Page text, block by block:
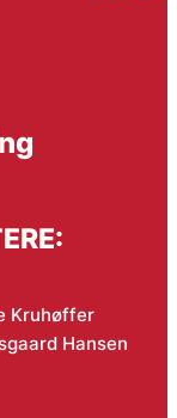
Kruhøffer
Hansen